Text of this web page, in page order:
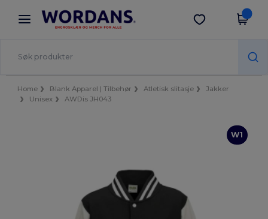
× Wordans-app
Bedre priser i appen!
Last ned app
Home Blank Apparel | Tilbehør Atletisk slitasje
Jakker
Unisex
AWDis JH043
W1